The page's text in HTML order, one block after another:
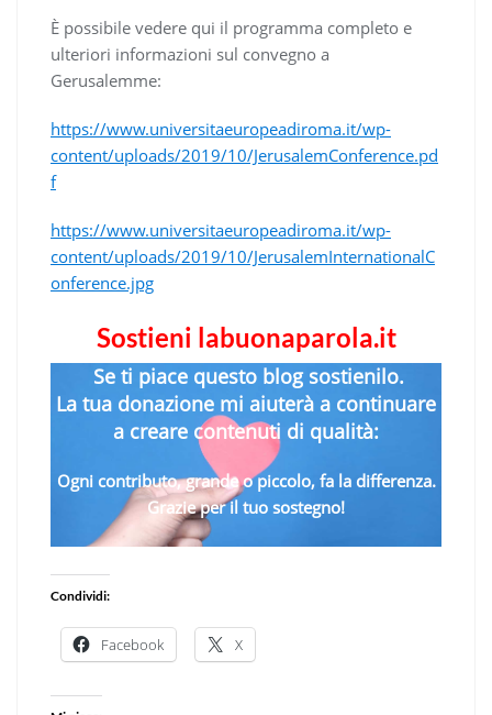
È possibile vedere qui il programma completo e
ulteriori informazioni sul convegno a
Gerusalemme:
https://www.universitaeuropeadiroma.it/wp-
content/uploads/2019/10/JerusalemConference.pd
f
https://www.universitaeuropeadiroma.it/wp-
content/uploads/2019/10/JerusalemInternationalC
onference.jpg
Sostieni labuonaparola.it
Se ti piace questo blog sostienilo.
La tua donazione mi aiuterà a continuare
a creare contenuti di qualità:
Ogni contributo, grande o piccolo, fa la differenza.
Grazie per il tuo sostegno!
Condividi:
Facebook X